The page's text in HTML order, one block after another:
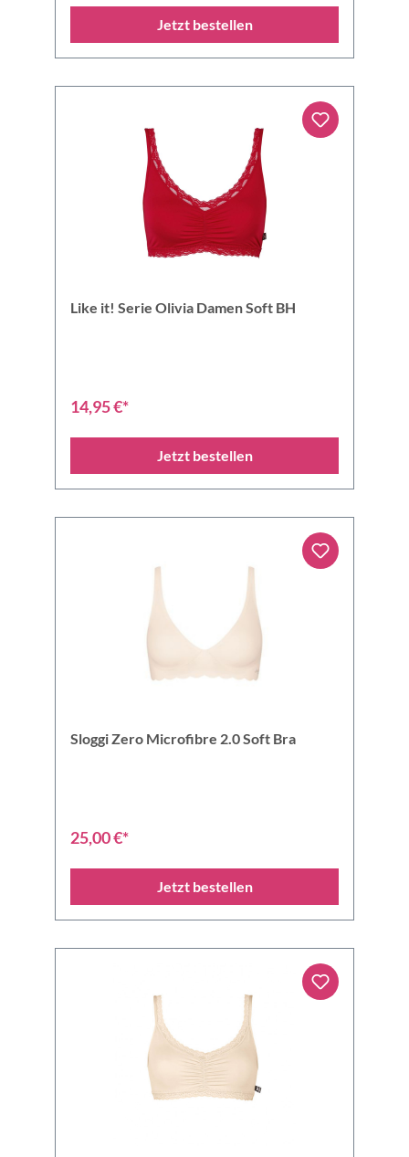
Jetzt bestellen
Like it! Serie Olivia Damen Soft BH
14,95 €*
Jetzt bestellen
Sloggi Zero Microfibre 2.0 Soft Bra
25,00 €*
Jetzt bestellen